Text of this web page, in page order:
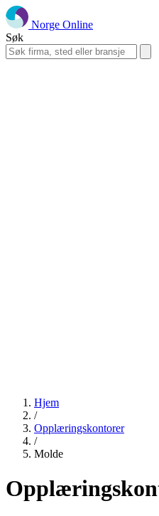
Norge Online
Søk
Hjem
/
Opplæringskontorer
/
Molde